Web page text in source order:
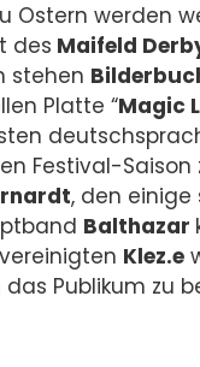
Ostern werden
des Maifeld
stehen
Platte “Magic
Festival-Saison
, den einige
Balthazar
Klez.e
Publikum zu